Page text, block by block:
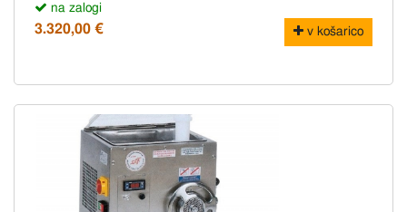
na zalogi
3.320,00 € v košarico